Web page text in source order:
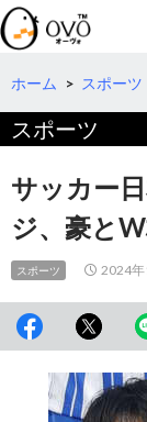
検
索
コ
テ
へ
ホーム > スポーツ
スポーツ
サッカー
ジ、豪と
スポーツ 2024年